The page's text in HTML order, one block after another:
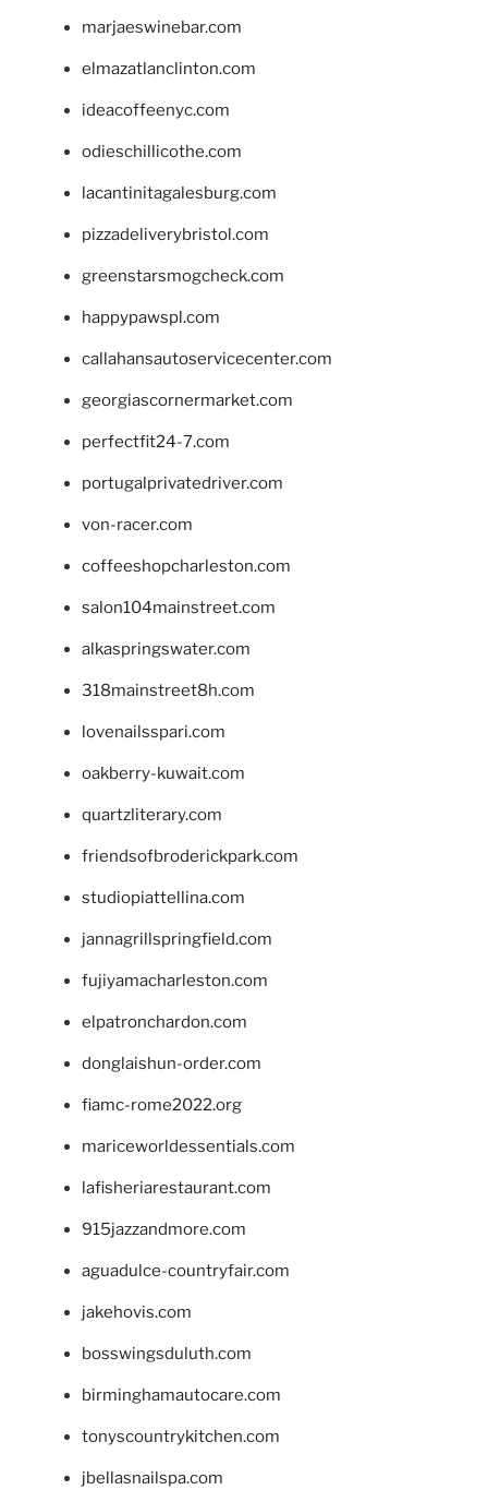
marjaeswinebar.com
elmazatlanclinton.com
ideacoffeenyc.com
odieschillicothe.com
lacantinitagalesburg.com
pizzadeliverybristol.com
greenstarsmogcheck.com
happypawspl.com
callahansautoservicecenter.com
georgiascornermarket.com
perfectfit24-7.com
portugalprivatedriver.com
von-racer.com
coffeeshopcharleston.com
salon104mainstreet.com
alkaspringswater.com
318mainstreet8h.com
lovenailsspari.com
oakberry-kuwait.com
quartzliterary.com
friendsofbroderickpark.com
studiopiattellina.com
jannagrillspringfield.com
fujiyamacharleston.com
elpatronchardon.com
donglaishun-order.com
fiamc-rome2022.org
mariceworldessentials.com
lafisheriarestaurant.com
915jazzandmore.com
aguadulce-countryfair.com
jakehovis.com
bosswingsduluth.com
birminghamautocare.com
tonyscountrykitchen.com
jbellasnailspa.com